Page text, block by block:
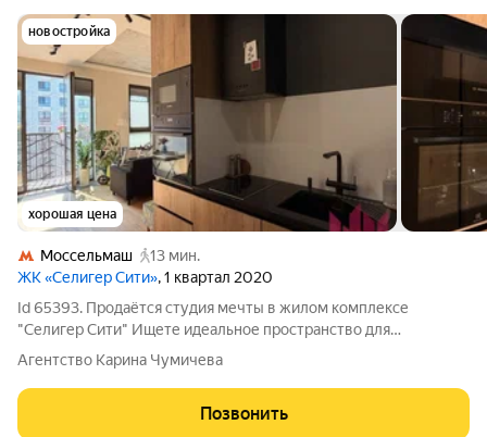
новостройка
хорошая цена
Моссельмаш
13 мин.
ЖК «Селигер Сити», 1 квартал 2020
Id 65393. Продаётся студия мечты в жилом комплексе
"Селигер Сити" Ищете идеальное пространство для
счастливой жизни? Эта квартира-студия станет для Вас новым
уютным домом! Почему именно эта квартира? - Светлая и
уютная: 15 этаж , большие окна,
Агентство Карина Чумичева
Позвонить